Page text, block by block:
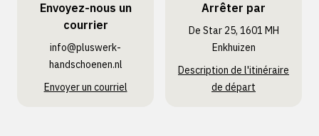
Envoyez-nous un
courrier
info@pluswerk­
handschoenen.nl
Envoyer un courriel
Arrêter par
De Star 25, 1601 MH
Enkhuizen
Description de l'itinéraire
de départ